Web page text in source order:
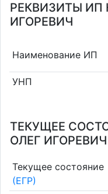
РЕКВИЗИТЫ ИП
ИГОРЕВИЧ
Наименование ИП
УНП
ТЕКУЩЕЕ
ОЛЕГ ИГОРЕВИЧ
Текущее состояние
(ЕГР)